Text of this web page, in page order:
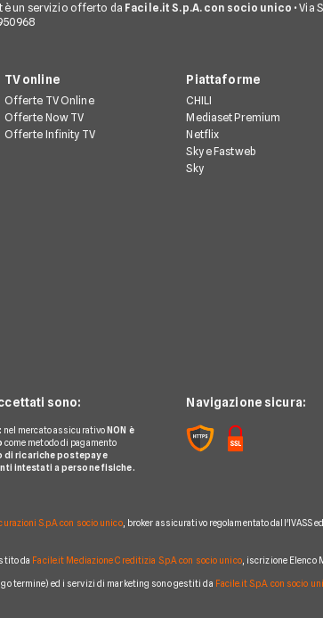
è un servizio offerto da Facile.it S.p.A. con socio unico • Via
TV online
Offerte TV Online
Offerte Now TV
Offerte Infinity TV
Piattaforme
CHILI
Mediaset Premium
Netflix
Sky e Fastweb
Sky
sono:
nel mercato assicurativo NON è
come metodo di pagamento
di ricariche postepay e
intestati a persone fisiche.
Navigazione sicura:
S.p.A. con socio unico, broker assicurativo regolamentato dall'IVASS
da Facile.it Mediazione Creditizia S.p.A. con socio unico, iscrizione Elenco
termine) ed i servizi di marketing sono gestiti da Facile.it S.p.A. con socio